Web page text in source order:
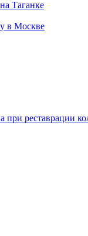
Таганке
в Москве
при реставрации